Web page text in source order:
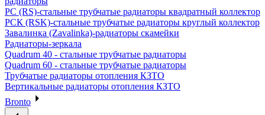
РС (RS)-стальные трубчатые радиаторы квадратный коллектор
РСК (RSK)-стальные трубчатые радиаторы круглый коллектор
Завалинка (Zavalinka)-радиаторы скамейки
Радиаторы-зеркала
Quadrum 40 - стальные трубчатые радиаторы
Quadrum 60 - стальные трубчатые радиаторы
Трубчатые радиаторы отопления КЗТО
Вертикальные радиаторы отопления КЗТО
Bronto